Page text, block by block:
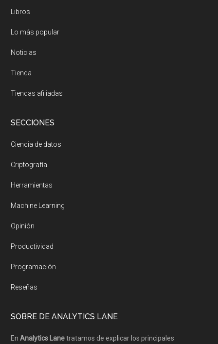
Libros
Lo más popular
Noticias
Tienda
Tiendas afiliadas
SECCIONES
Ciencia de datos
Criptografía
Herramientas
Machine Learning
Opinión
Productividad
Programación
Reseñas
SOBRE DE ANALYTICS LANE
EnAnalytics Lanetratamos de explicar los principales